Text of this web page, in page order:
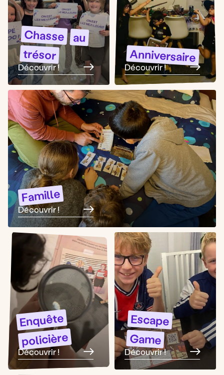
Chasse au
trésor
Découvrir !
Anniversaire
Découvrir !
Famille
Découvrir !
Enquête
policière
Découvrir !
Escape
Game
Découvrir !